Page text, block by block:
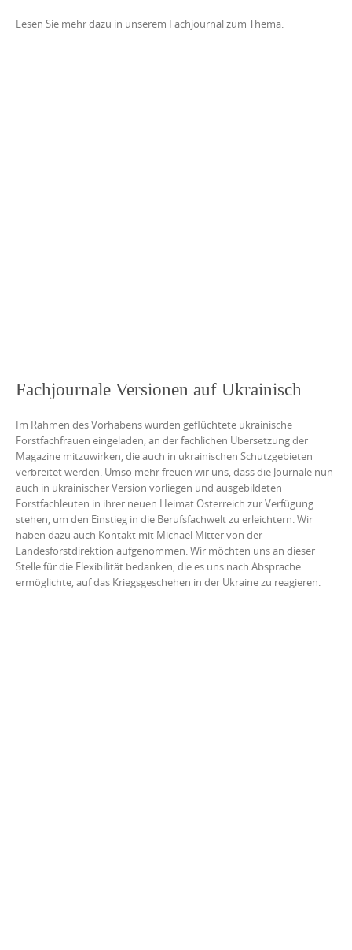
Lesen Sie mehr dazu in unserem Fachjournal zum Thema.
Fachjournale Versionen auf Ukrainisch
Im Rahmen des Vorhabens wurden geflüchtete ukrainische
Forstfachfrauen eingeladen, an der fachlichen Übersetzung der
Magazine mitzuwirken, die auch in ukrainischen Schutzgebieten
verbreitet werden. Umso mehr freuen wir uns, dass die Journale nun
auch in ukrainischer Version vorliegen und ausgebildeten
Forstfachleuten in ihrer neuen Heimat Österreich zur Verfügung
stehen, um den Einstieg in die Berufsfachwelt zu erleichtern. Wir
haben dazu auch Kontakt mit Michael Mitter von der
Landesforstdirektion aufgenommen. Wir möchten uns an dieser
Stelle für die Flexibilität bedanken, die es uns nach Absprache
ermöglichte, auf das Kriegsgeschehen in der Ukraine zu reagieren.